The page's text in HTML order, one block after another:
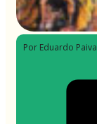
Por Eduardo Paiva